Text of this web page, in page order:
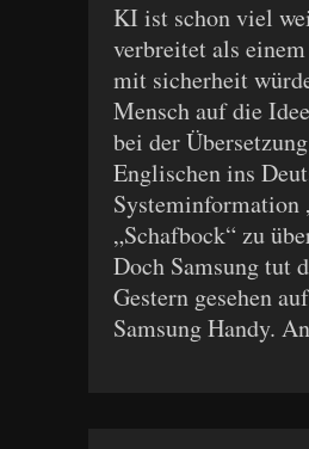
KI ist schon viel
verbreitet als
mit sicherheit
Mensch auf die
bei der
Englischen ins
Systeminformation
„Schafbock“ zu
Doch Samsung tut
Gestern gesehen
Samsung Handy.